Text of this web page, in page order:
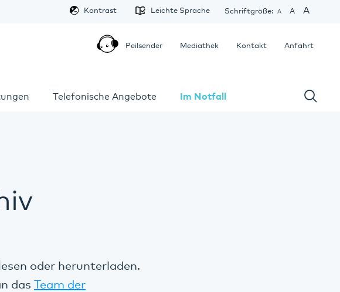
Telefonische Angebote Im Notfall
Schriftgröße: A A A
Leichte Sprache
Kontrast
Anfahrt
Kontakt
Mediathek
Peilsender
oder herunterladen.
das
Team der